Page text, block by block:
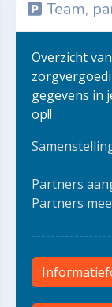
Team,
Overzicht
gegevens in
op!!
Partners
Partners